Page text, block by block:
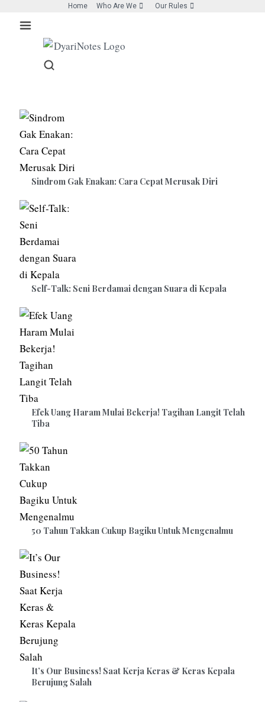
content
Home Who Are We Our Rules
Sindrom Gak Enakan: Cara Cepat Merusak Diri
Self-Talk: Seni Berdamai dengan Suara di Kepala
Efek Uang Haram Mulai Bekerja! Tagihan Langit Telah
Tiba
50 Tahun Takkan Cukup Bagiku Untuk Mengenalmu
It’s Our Business! Saat Kerja Keras & Keras Kepala
Berujung Salah